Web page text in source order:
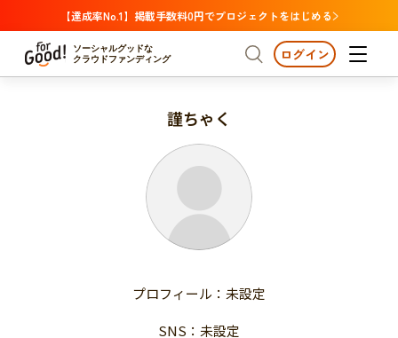
【達成率No.1】掲載手数料0円でプロジェクトをはじめる
ソーシャルグッドな
クラウドファンディング
プロジェクトからさがす 注目
支援金額が多い
支援人数が多い
終了日が近い
国際協力
支援金額が多い
終了日が近い
カテゴリーからさがす
医療・福祉
子ども・教育
人権・マイノリティ
ログイン
謹ちゃく
プロフィール：未設定
SNS：未設定